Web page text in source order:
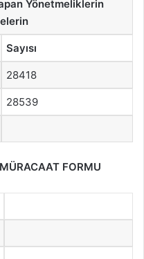
Yönetmeliklerin
Sayısı
28418
28539
FORMU